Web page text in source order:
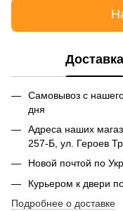
Доставка
Самовывоз с
дня
Адреса наших
257-Б, ул. Героев
Новой почтой по
Курьером к двери
Подробнее о доставке